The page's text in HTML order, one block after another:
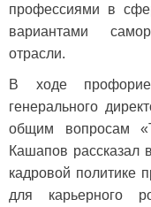
профессиями в
вариантами
отрасли.
В ходе
генерального
общим вопросам
Кашапов рассказал
кадровой политике
для карьерного